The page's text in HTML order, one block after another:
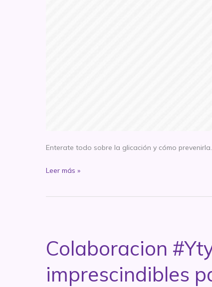
Enterate todo sobre la glicación y cómo prevenirla.
El
significado
antiage
Leer más »
Colaboracion
imprescindibles